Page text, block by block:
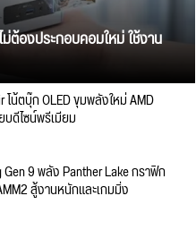
องประกอบคอมใหม่ ใช้งาน
โน้ตบุ๊ก OLED ขุมพลังใหม่ AMD
บดีไซน์พรีเมียม
Gen 9 พลัง Panther Lake กราฟิก
สู้งานหนักและเกมมิ่ง